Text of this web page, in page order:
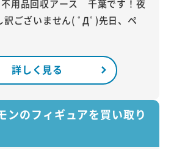
用品回収アース 千葉です！夜
訳ございません( ﾟДﾟ)先日、ペ
詳しく見る
ンのフィギュアを買い取り